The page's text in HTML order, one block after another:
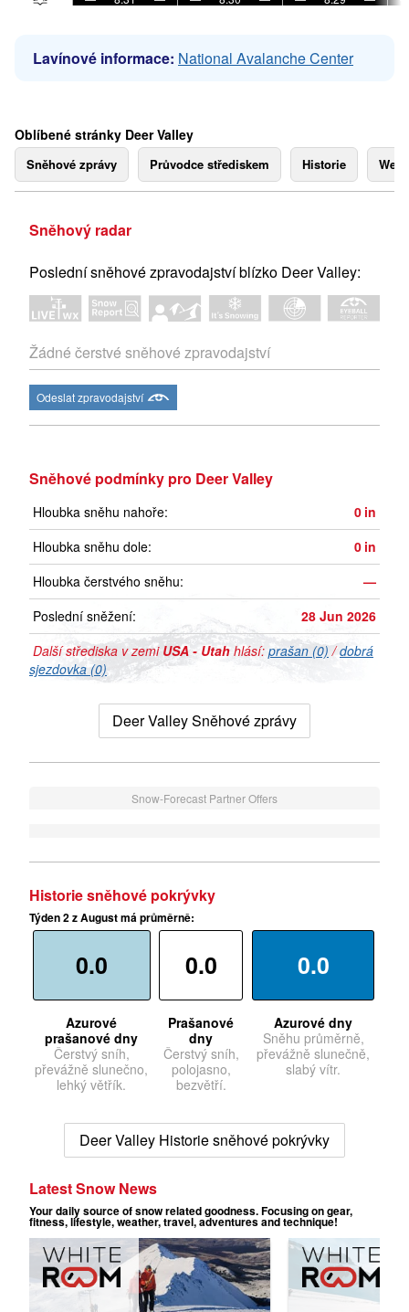
Lavínové informace: National Avalanche Center
Oblíbené stránky Deer Valley
Sněhové zprávy Průvodce střediskem Historie
Sněhový radar
Poslední sněhové zpravodajství blízko Deer Valley:
Žádné čerstvé sněhové zpravodajství
Odeslat zpravodajství
Sněhové podmínky pro Deer Valley
Hloubka sněhu nahoře: 0 in
Hloubka sněhu dole:
0 in
Hloubka čerstvého sněhu:
—
Poslední sněžení:
28 Jun 2026
Další střediska v zemi USA - Utah hlásí: prašan (0) /dobrá
sjezdovka (0)
Deer Valley Sněhové zprávy
Snow-Forecast Partner Offers
Historie sněhové pokrývky
Týden 2 z August má průměrně:
0.0
Azurové
prašanové dny
Čerstvý sníh,
převážně slunečno,
lehký větřík.
0.0
Prašanové
dny
Čerstvý sníh,
polojasno,
bezvětří.
0.0
Azurové dny
Sněhu průměrně,
převážně slunečně,
slabý vítr.
Deer Valley Historie sněhové pokrývky